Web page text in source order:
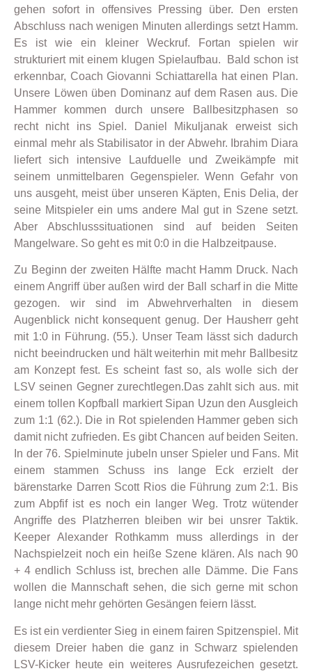
gehen sofort in offensives Pressing über. Den ersten
Abschluss nach wenigen Minuten allerdings setzt Hamm.
Es ist wie ein kleiner Weckruf. Fortan spielen wir
strukturiert mit einem klugen Spielaufbau. Bald schon ist
erkennbar, Coach Giovanni Schiattarella hat einen Plan.
Unsere Löwen üben Dominanz auf dem Rasen aus. Die
Hammer kommen durch unsere Ballbesitzphasen so
recht nicht ins Spiel. Daniel Mikuljanak erweist sich
einmal mehr als Stabilisator in der Abwehr. Ibrahim Diara
liefert sich intensive Laufduelle und Zweikämpfe mit
seinem unmittelbaren Gegenspieler. Wenn Gefahr von
uns ausgeht, meist über unseren Käpten, Enis Delia, der
seine Mitspieler ein ums andere Mal gut in Szene setzt.
Aber Abschlusssituationen sind auf beiden Seiten
Mangelware. So geht es mit 0:0 in die Halbzeitpause.
Zu Beginn der zweiten Hälfte macht Hamm Druck. Nach
einem Angriff über außen wird der Ball scharf in die Mitte
gezogen. wir sind im Abwehrverhalten in diesem
Augenblick nicht konsequent genug. Der Hausherr geht
mit 1:0 in Führung. (55.). Unser Team lässt sich dadurch
nicht beeindrucken und hält weiterhin mit mehr Ballbesitz
am Konzept fest. Es scheint fast so, als wolle sich der
LSV seinen Gegner zurechtlegen.Das zahlt sich aus. mit
einem tollen Kopfball markiert Sipan Uzun den Ausgleich
zum 1:1 (62.). Die in Rot spielenden Hammer geben sich
damit nicht zufrieden. Es gibt Chancen auf beiden Seiten.
In der 76. Spielminute jubeln unser Spieler und Fans. Mit
einem stammen Schuss ins lange Eck erzielt der
bärenstarke Darren Scott Rios die Führung zum 2:1. Bis
zum Abpfif ist es noch ein langer Weg. Trotz wütender
Angriffe des Platzherren bleiben wir bei unsrer Taktik.
Keeper Alexander Rothkamm muss allerdings in der
Nachspielzeit noch ein heiße Szene klären. Als nach 90
+ 4 endlich Schluss ist, brechen alle Dämme. Die Fans
wollen die Mannschaft sehen, die sich gerne mit schon
lange nicht mehr gehörten Gesängen feiern lässt.
Es ist ein verdienter Sieg in einem fairen Spitzenspiel. Mit
diesem Dreier haben die ganz in Schwarz spielenden
LSV-Kicker heute ein weiteres Ausrufezeichen gesetzt.